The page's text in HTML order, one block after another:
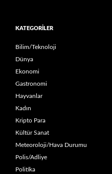
KATEGORILER
Bilim/Teknoloji
Dünya
Ekonomi
Gastronomi
Hayvanlar
Kadın
Kripto Para
Kültür Sanat
Meteoroloji/Hava Durumu
Polis/Adliye
Politika